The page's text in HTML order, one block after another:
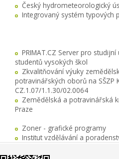
Český hydrometeorologický
Integrovaný systém typových
PRIMAT.CZ Server pro studijní
studentů vysokých škol
Zkvalitňování výuky
potravinářských oborů na SŠZP
CZ.1.07/1.1.30/02.0064
Zemědělská a potravinářská
Praze
Zoner - grafické programy
Institut vzdělávání a